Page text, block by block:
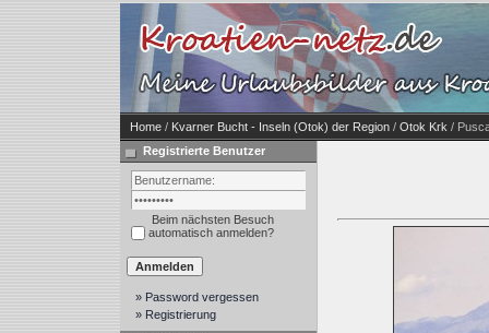
Home / Kvarner Bucht - Inseln (Otok) der Region / Otok Krk /
Registrierte Benutzer
Beim nächsten Besuch
automatisch anmelden?
» Password vergessen
» Registrierung